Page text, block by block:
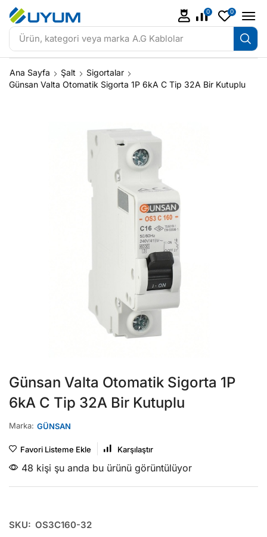
Ürün, kategori veya marka A.G Kablolar
0 0
Ana Sayfa Şalt
Sigortalar
Günsan Valta Otomatik Sigorta 1P 6kA C Tip 32A Bir Kutuplu
Günsan Valta Otomatik Sigorta 1P
6kA C Tip 32A Bir Kutuplu
Marka: GÜNSAN
Favori Listeme Ekle Karşılaştır
48 kişi şu anda bu ürünü görüntülüyor
SKU: OS3C160-32